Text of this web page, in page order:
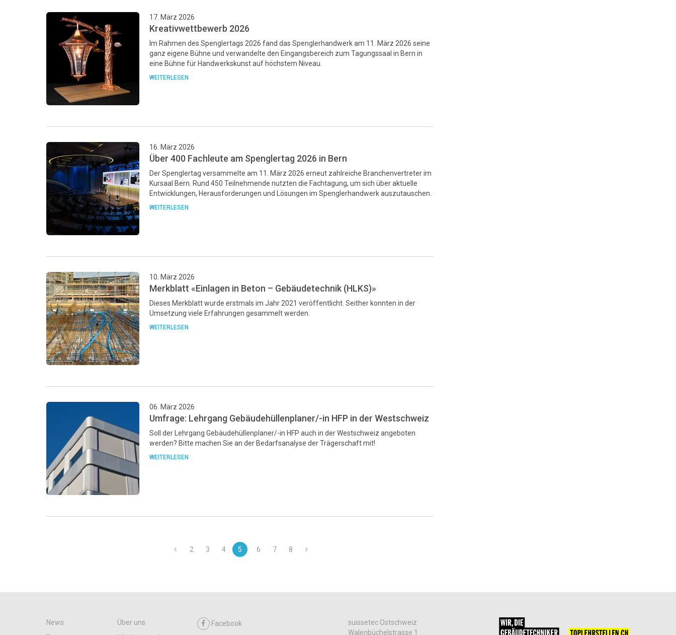
17. März 2026
Kreativwettbewerb 2026
Im Rahmen des Spenglertags 2026 fand das Spenglerhandwerk am 11. März 2026 seine
ganz eigene Bühne und verwandelte den Eingangsbereich zum Tagungssaal in Bern in
eine Bühne für Handwerkskunst auf höchstem Niveau.
WEITERLESEN
16. März 2026
Über 400 Fachleute am Spenglertag 2026 in Bern
Der Spenglertag versammelte am 11. März 2026 erneut zahlreiche Branchenvertreter im
Kursaal Bern. Rund 450 Teilnehmende nutzten die Fachtagung, um sich über aktuelle
Entwicklungen, Herausforderungen und Lösungen im Spenglerhandwerk auszutauschen.
WEITERLESEN
10. März 2026
Merkblatt «Einlagen in Beton – Gebäudetechnik (HLKS)»
Dieses Merkblatt wurde erstmals im Jahr 2021 veröffentlicht. Seither konnten in der
Umsetzung viele Erfahrungen gesammelt werden.
WEITERLESEN
06. März 2026
Umfrage: Lehrgang Gebäudehüllenplaner/-in HFP in der Westschweiz
Soll der Lehrgang Gebäudehüllenplaner/-in HFP auch in der Westschweiz angeboten
werden? Bitte machen Sie an der Bedarfsanalyse der Trägerschaft mit!
WEITERLESEN
2 3 4 5 6 7 8
News
Über uns
Facebook
suissetec Ostschweiz
Walenbüchelstrasse 1